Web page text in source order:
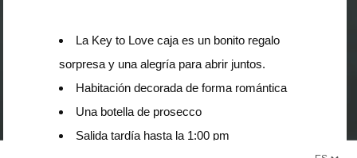
La Key to Love caja es un bonito regalo
sorpresa y una alegría para abrir juntos.
Habitación decorada de forma romántica
Una botella de prosecco
Salida tardía hasta la 1:00 pm